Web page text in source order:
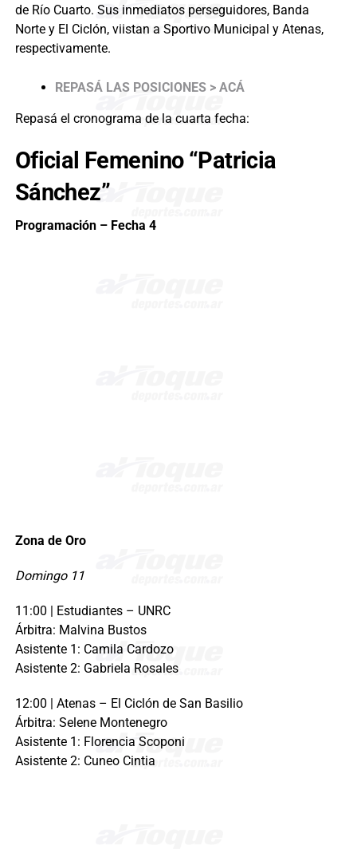
de Río Cuarto. Sus inmediatos perseguidores, Banda
Norte y El Ciclón, viistan a Sportivo Municipal y Atenas,
respectivamente.
REPASÁ LAS POSICIONES > ACÁ
Repasá el cronograma de la cuarta fecha:
Oficial Femenino “Patricia
Sánchez”
Programación – Fecha 4
Zona de Oro
Domingo 11
11:00 | Estudiantes – UNRC
Árbitra: Malvina Bustos
Asistente 1: Camila Cardozo
Asistente 2: Gabriela Rosales
12:00 | Atenas – El Ciclón de San Basilio
Árbitra: Selene Montenegro
Asistente 1: Florencia Scoponi
Asistente 2: Cuneo Cintia